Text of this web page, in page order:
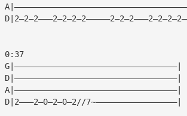
0:37
G|——————————————————————————————————|
D|——————————————————————————————————|
A|——————————————————————————————————|
D|2———2—0—2—0—2//7~—————————————————|